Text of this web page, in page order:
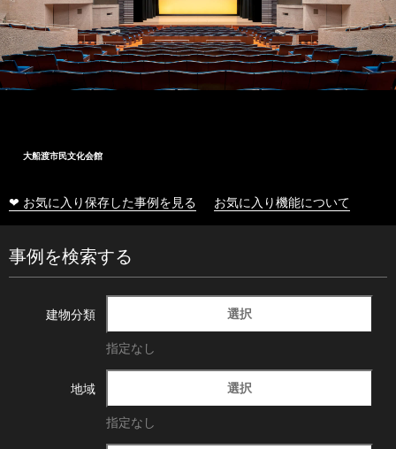
大船渡市民文化会館
❤ お気に入り保存した事例を見る お気に入り機能について
事例を検索する
建物分類 選択
指定なし
地域 選択
指定なし